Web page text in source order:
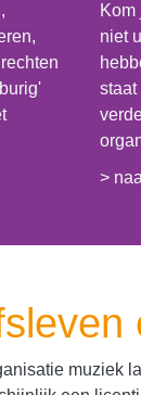
Kom
niet
staat
>
muziek